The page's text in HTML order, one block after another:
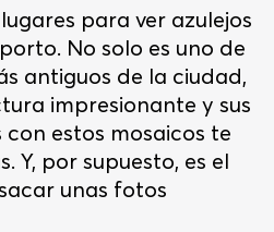
para ver azulejos
No solo es uno de
antiguos de la ciudad,
impresionante y sus
estos mosaicos te
Y, por supuesto, es el
unas fotos